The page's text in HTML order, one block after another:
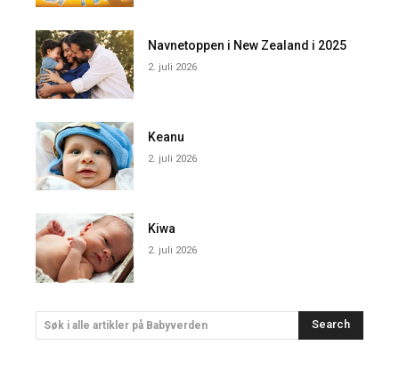
Navnetoppen i New Zealand i 2025
2. juli 2026
Keanu
2. juli 2026
Kiwa
2. juli 2026
Søk i alle artikler på Babyverden Search